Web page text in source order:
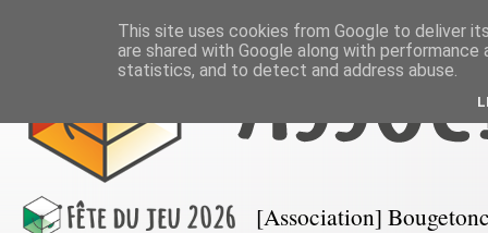
[Association]
This site uses cookies from Google to deliver
are shared with Google along with
statistics, and to detect and address abuse.